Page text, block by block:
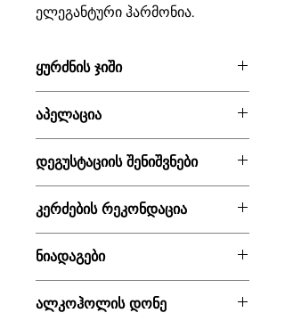
ელეგანტური ჰარმონია.
ყურძნის ჯიში
აპელაცია
საქართველო.
დეგუსტაციის შენიშვნები
ალუბლისა და ბროწეულის
ელეგანტური ჰარმონიით.
კერძების რეკონდაცია
და ყველი.
ნიადაგები
თიხნარი.
ალკოჰოლის დონე